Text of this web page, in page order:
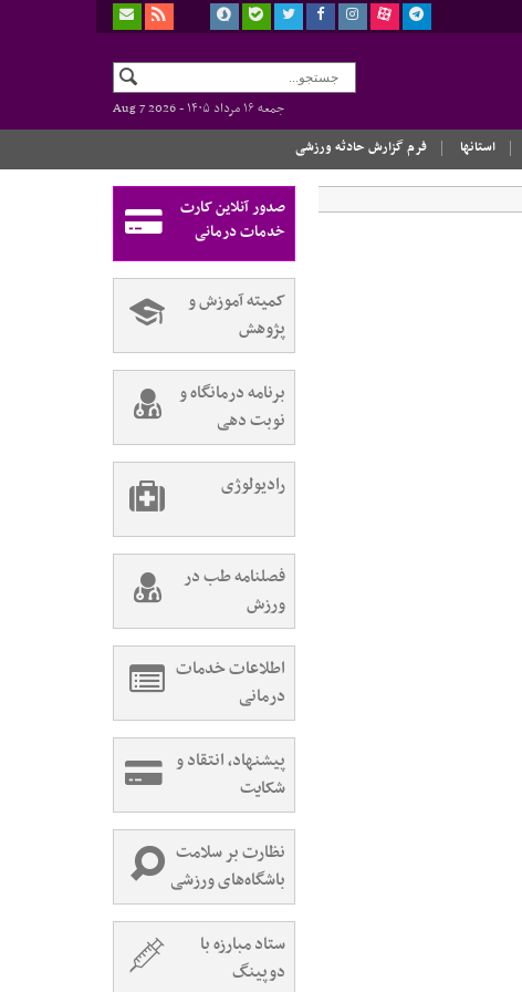
جمعه ۱۶ مرداد ۱۴۰۵ -
Aug 7 2026
استانها فرم گزارش حادثه ورزشی
صدور آنلاین کارت
خدمات درمانی
کمیته آموزش و
پژوهش
برنامه درمانگاه و
نوبت دهی
رادیولوژی
فصلنامه طب در
ورزش
اطلاعات خدمات
درمانی
پیشنهاد، انتقاد و
شکایت
نظارت بر سلامت
باشگاه‌های ورزشی
ستاد مبارزه با
دوپینگ